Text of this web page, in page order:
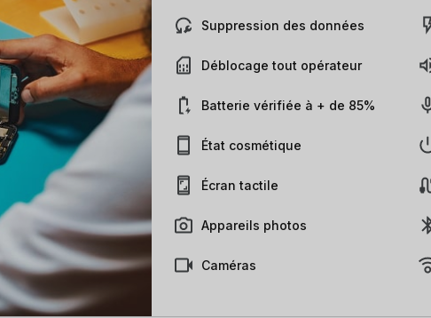
Suppression des données
Déblocage tout opérateur
Batterie vérifiée à + de 85%
État cosmétique
Écran tactile
Appareils photos
Caméras